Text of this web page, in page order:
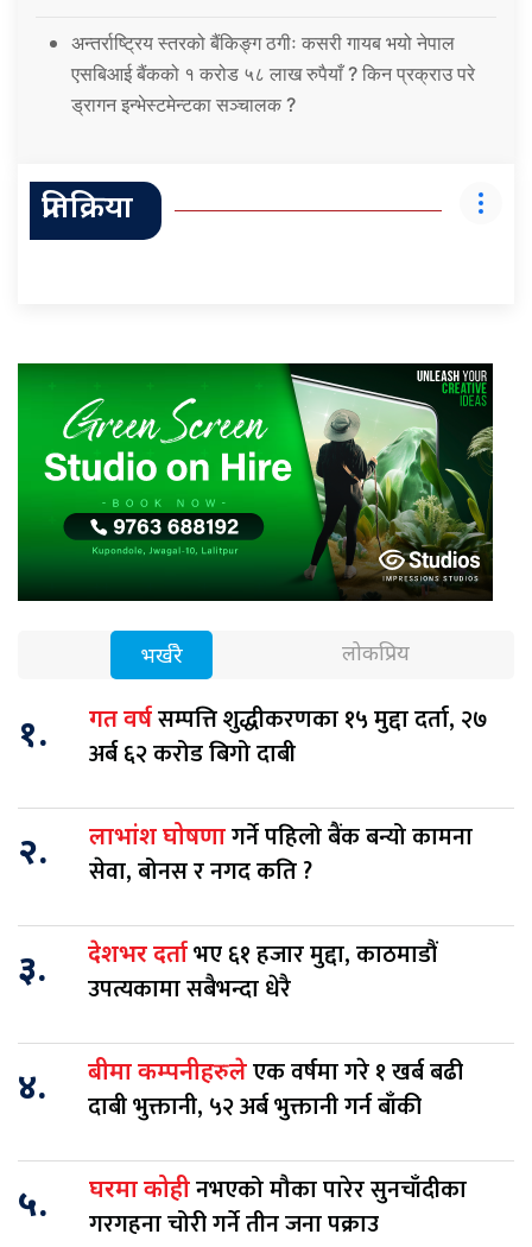
अन्तर्राष्ट्रिय स्तरको बैंकिङ्ग ठगीः कसरी गायब भयो नेपाल
एसबिआई बैंकको १ करोड ५८ लाख रुपैयाँ ? किन प्रक्राउ परे
ड्रागन इन्भेस्टमेन्टका सञ्चालक ?
प्रतिक्रिया
भर्खरै लोकप्रिय
१. गत वर्षसम्पत्ति शुद्धीकरणका १५ मुद्दा दर्ता, २७
अर्ब ६२ करोड बिगो दाबी
२. लाभांश घोषणागर्ने पहिलो बैंक बन्यो कामना
सेवा, बोनस र नगद कति ?
३. देशभर दर्ताभए ६१ हजार मुद्दा, काठमाडौं
उपत्यकामा सबैभन्दा धेरै
४. बीमा कम्पनीहरुलेएक वर्षमा गरे १ खर्ब बढी
दाबी भुक्तानी, ५२ अर्ब भुक्तानी गर्न बाँकी
५. घरमा कोहीनभएको मौका पारेर सुनचाँदीका
गरगहना चोरी गर्ने तीन जना पक्राउ